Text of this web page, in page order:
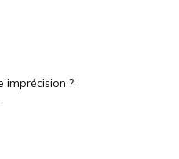
imprécision ?